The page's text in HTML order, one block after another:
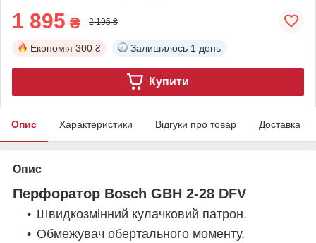
1 895 ₴ 2 195 ₴
Економія 300 ₴ Залишилось 1 день
Купити
Опис Характеристики Відгуки про товар Доставка
Опис
Перфоратор Bosch GBH 2-28 DFV
Швидкозмінний кулачковий патрон.
Обмежувач обертального моменту.